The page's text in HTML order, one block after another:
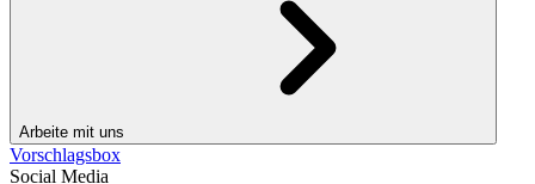
Arbeite mit uns
Vorschlagsbox
Social Media